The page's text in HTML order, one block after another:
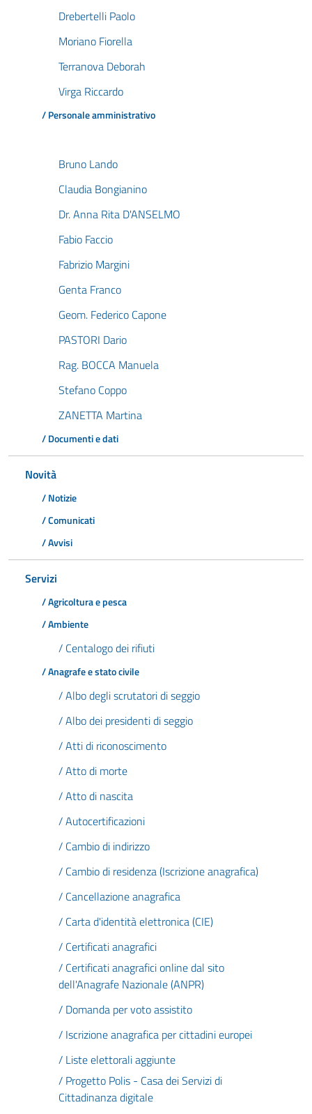
Drebertelli Paolo
Moriano Fiorella
Terranova Deborah
Virga Riccardo
/ Personale amministrativo
Bruno Lando
Claudia Bongianino
Dr. Anna Rita D'ANSELMO
Fabio Faccio
Fabrizio Margini
Genta Franco
Geom. Federico Capone
PASTORI Dario
Rag. BOCCA Manuela
Stefano Coppo
ZANETTA Martina
/ Documenti e dati
Novità
/ Notizie
/ Comunicati
/ Avvisi
Servizi
/ Agricoltura e pesca
/ Ambiente
/ Centalogo dei rifiuti
/ Anagrafe e stato civile
/ Albo degli scrutatori di seggio
/ Albo dei presidenti di seggio
/ Atti di riconoscimento
/ Atto di morte
/ Atto di nascita
/ Autocertificazioni
/ Cambio di indirizzo
/ Cambio di residenza (Iscrizione anagrafica)
/ Cancellazione anagrafica
/ Carta d'identità elettronica (CIE)
/ Certificati anagrafici
/ Certificati anagrafici online dal sito
dell'Anagrafe Nazionale (ANPR)
/ Domanda per voto assistito
/ Iscrizione anagrafica per cittadini europei
/ Liste elettorali aggiunte
/ Progetto Polis - Casa dei Servizi di
Cittadinanza digitale